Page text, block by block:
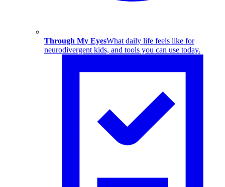
Through My EyesWhat daily life feels like for
neurodivergent kids, and tools you can use today.